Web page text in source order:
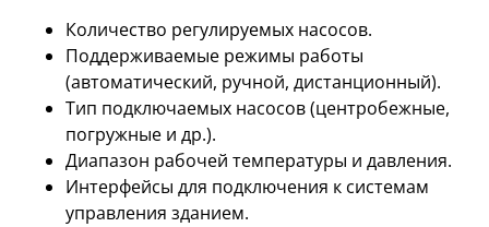
Количество регулируемых насосов.
Поддерживаемые режимы работы
(автоматический, ручной, дистанционный).
Тип подключаемых насосов (центробежные,
погружные и др.).
Диапазон рабочей температуры и давления.
Интерфейсы для подключения к системам
управления зданием.